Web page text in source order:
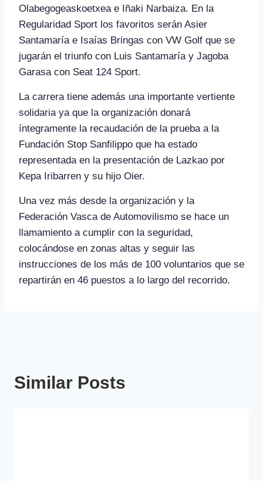
Olabegogeaskoetxea e Iñaki Narbaiza. En la
Regularidad Sport los favoritos serán Asier
Santamaría e Isaías Bringas con VW Golf que se
jugarán el triunfo con Luis Santamaría y Jagoba
Garasa con Seat 124 Sport.
La carrera tiene además una importante vertiente
solidaria ya que la organización donará
íntegramente la recaudación de la prueba a la
Fundación Stop Sanfilippo que ha estado
representada en la presentación de Lazkao por
Kepa Iribarren y su hijo Oier.
Una vez más desde la organización y la
Federación Vasca de Automovilismo se hace un
llamamiento a cumplir con la seguridad,
colocándose en zonas altas y seguir las
instrucciones de los más de 100 voluntarios que se
repartirán en 46 puestos a lo largo del recorrido.
Similar Posts